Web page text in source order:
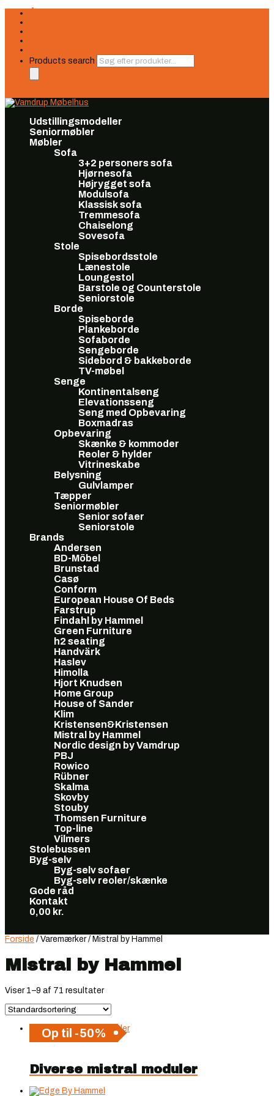
Products search
Udstillingsmodeller
Seniormøbler
Møbler
Sofa
3+2 personers sofa
Hjørnesofa
Højrygget sofa
Modulsofa
Klassisk sofa
Tremmesofa
Chaiselong
Sovesofa
Stole
Spisebordsstole
Lænestole
Loungestol
Barstole og Counterstole
Seniorstole
Borde
Spiseborde
Plankeborde
Sofaborde
Sengeborde
Sidebord & bakkeborde
TV-møbel
Senge
Kontinentalseng
Elevationsseng
Seng med Opbevaring
Boxmadras
Opbevaring
Skænke & kommoder
Reoler & hylder
Vitrineskabe
Belysning
Gulvlamper
Tæpper
Seniormøbler
Senior sofaer
Seniorstole
Brands
Andersen
BD-Möbel
Brunstad
Casø
Conform
European House Of Beds
Farstrup
Findahl by Hammel
Green Furniture
h2 seating
Handvärk
Haslev
Himolla
Hjort Knudsen
Home Group
House of Sander
Klim
Kristensen&Kristensen
Mistral by Hammel
Nordic design by Vamdrup
PBJ
Rowico
Rübner
Skalma
Skovby
Stouby
Thomsen Furniture
Top-line
Vilmers
Stolebussen
Byg-selv
Byg-selv sofaer
Byg-selv reoler/skænke
Gode råd
Kontakt
0,00 kr.
Forside / Varemærker / Mistral by Hammel
Mistral by Hammel
Viser 1–9 af 71 resultater
Op til -50%
Diverse mistral moduler